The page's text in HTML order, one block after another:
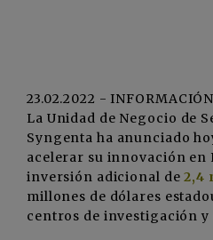
23.02.2022 - INFORMACIÓN
La Unidad de Negocio de
Syngenta ha anunciado
acelerar su innovación en
inversión adicional de 2,4
millones de dólares
centros de investigación y